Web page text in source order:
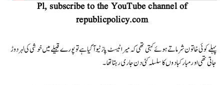
Pl, subscribe to the YouTube channel of
republicpolicy.com
پہلے کوئی خاتون شرماتے ہوئے کہتی تھی کہ میرا ٹیسٹ پازٹیو آ گیاہے تو پورے قبیلے میں خوشی کی لہر دوڑ
جاتی تھی اورمبارکبادوں کا سلسلہ کئی دن جاری رہتا تھا۔